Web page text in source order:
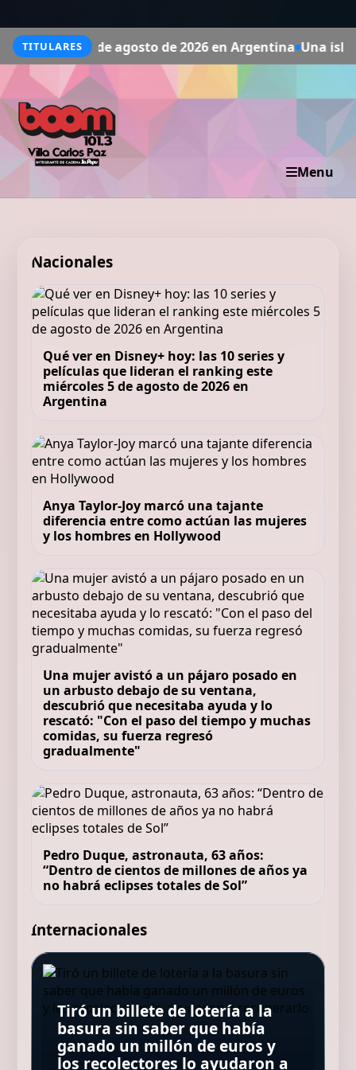
TITULARES
agosto de 2026 en Argentina Una isla griega busca
Menu
Nacionales
Qué ver en Disney+ hoy: las 10 series y
películas que lideran el ranking este
miércoles 5 de agosto de 2026 en
Argentina
Anya Taylor-Joy marcó una tajante
diferencia entre como actúan las mujeres
y los hombres en Hollywood
Una mujer avistó a un pájaro posado en
un arbusto debajo de su ventana,
descubrió que necesitaba ayuda y lo
rescató: "Con el paso del tiempo y muchas
comidas, su fuerza regresó
gradualmente"
Pedro Duque, astronauta, 63 años:
“Dentro de cientos de millones de años ya
no habrá eclipses totales de Sol”
Internacionales
Pep Guardiola, 55 años: “Mi
padre tiene 95 años y todavía
me dice: 'Sé una buena
persona, sé amable con la
gente siempre'; es el mejor
Una isla griega busca
voluntarios: ofrece
alojamiento gratuito a cambio
La NASA confirma que restos
de un cohete de SpaceX
Tiró un billete de lotería a la
basura sin saber que había
ganado un millón de euros y
los recolectores lo ayudaron a
Avenida Brasil 2 suma nuevos
actores: quiénes acompañarán